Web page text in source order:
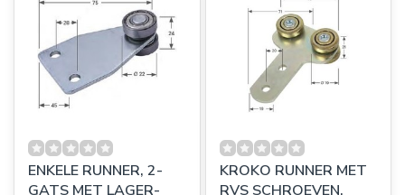
ENKELE RUNNER, 2-
GATS MET LAGER-
KROKO RUNNER MET
RVS SCHROEVEN,